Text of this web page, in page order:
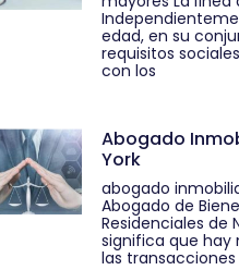
edad, en su
requisitos
con los
Abogado
York
abogado
Abogado de
Residenciales de
significa que hay
las